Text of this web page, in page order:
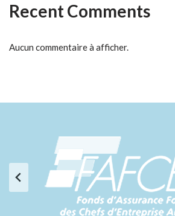
Recent Comments
Aucun commentaire à afficher.